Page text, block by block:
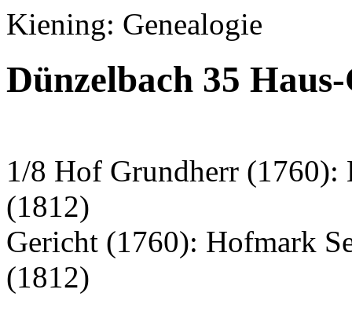
Kiening: Genealogie
Dünzelbach 35
1/8 Hof Grundherr (1760):
(1812)
Gericht (1760): Hofmark
(1812)